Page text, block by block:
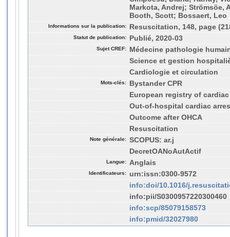
Markota, Andrej; Strömsöe,
Booth, Scott; Bossaert, Leo
Informations sur la publication: Resuscitation, 148, page
Statut de publication: Publié, 2020-03
Sujet CREF:
Médecine pathologie
Science et gestion
Cardiologie et circulation
Mots-clés:
Bystander CPR
European registry of
Out-of-hospital cardiac
Outcome after OHCA
Resuscitation
Note générale: SCOPUS: ar.j
DecretOANoAutActif
Langue: Anglais
Identificateurs:
urn:issn:0300-9572
info:doi/10.1016/
info:pii/S0300957220300460
info:scp/85079158573
info:pmid/32027980